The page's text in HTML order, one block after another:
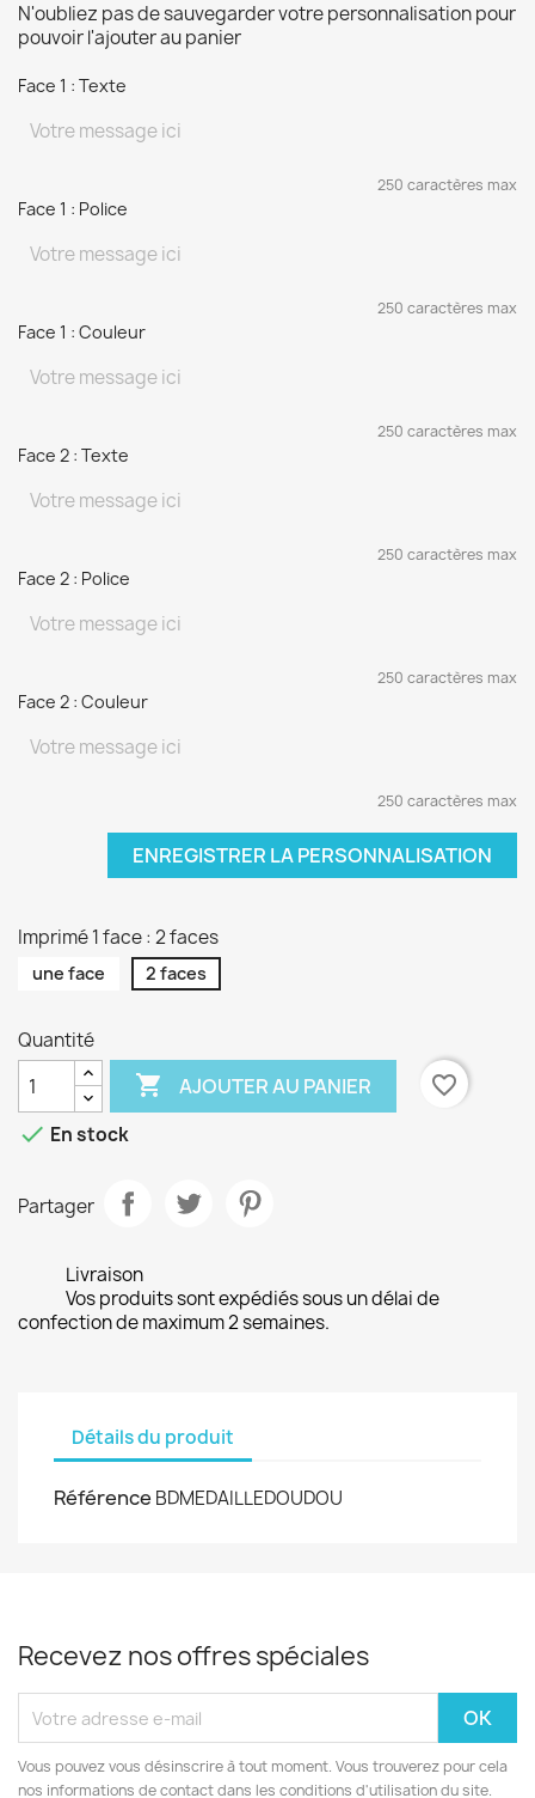
N'oubliez pas de sauvegarder votre personnalisation pour
pouvoir l'ajouter au panier
Face 1 : Texte
250 caractères max
Face 1 : Police
250 caractères max
Face 1 : Couleur
250 caractères max
Face 2 : Texte
250 caractères max
Face 2 : Police
250 caractères max
Face 2 : Couleur
250 caractères max
ENREGISTRER LA PERSONNALISATION
Imprimé 1 face : 2 faces
une face 2 faces
Quantité
 AJOUTER AU PANIER
favorite_border
 En stock
Partager
Livraison
Vos produits sont expédiés sous un délai de
confection de maximum 2 semaines.
Détails du produit
Référence BDMEDAILLEDOUDOU
Recevez nos offres spéciales
Vous pouvez vous désinscrire à tout moment. Vous trouverez pour cela
nos informations de contact dans les conditions d'utilisation du site.